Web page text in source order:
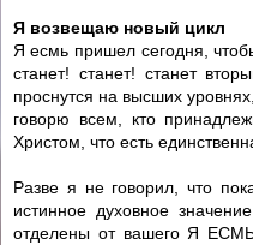
Я возвещаю новый цикл
Я есмь пришел сегодня,
станет! станет! станет
проснутся на высших
говорю всем, кто
Христом, что есть
Разве я не говорил, что
истинное духовное
отделены от вашего Я ЕСМЬ